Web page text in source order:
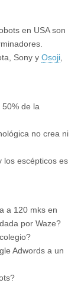
en USA son
Sony y Osoji
de la
no crea ni
los escépticos es
a 120 mks en
por Waze?
Adwords a un